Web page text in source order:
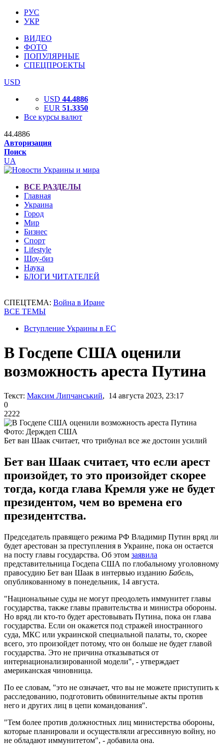
РУС
УКР
ВИДЕО
ФОТО
ПОПУЛЯРНЫЕ
СПЕЦПРОЕКТЫ
USD
USD 44.4886
EUR 51.3350
Все курсы валют
44.4886
Авторизация
Поиск
UA
ВСЕ РАЗДЕЛЫ
Главная
Украина
Город
Мир
Бизнес
Спорт
Lifestyle
Шоу-биз
Наука
БЛОГИ ЧИТАТЕЛЕЙ
СПЕЦТЕМА: Война в Иране
ВСЕ ТЕМЫ
Вступление Украины в ЕС
В Госдепе США оценили
возможность ареста Путина
Текст: Максим Липчанський, 14 августа 2023, 23:17
0
2222
Фото: Держдеп США
Бет ван Шаак считает, что трибунал все же достоин усилий
Бет ван Шаак считает, что если арест
произойдет, то это произойдет скорее
тогда, когда глава Кремля уже не будет
президентом, чем во времена его
президентства.
Председатель правящего режима РФ Владимир Путин вряд ли
будет арестован за преступления в Украине, пока он остается
на посту главы государства. Об этом заявила
представительница Госдепа США по глобальному уголовному
правосудию Бет ван Шаак в интервью изданию Бабель,
опубликованному в понедельник, 14 августа.
"Национальные суды не могут преодолеть иммунитет главы
государства, также главы правительства и министра обороны.
Но вряд ли кто-то будет арестовывать Путина, пока он глава
государства. Если он окажется под стражей иностранного
суда, МКС или украинской специальной палаты, то, скорее
всего, это произойдет потому, что он больше не будет главой
государства. Это не причина отказываться от
интернационализированной модели", - утверждает
американская чиновница.
По ее словам, "это не означает, что вы не можете приступить к
расследованию, подготовить обвинительные акты против
него и других лиц в цепи командования".
"Тем более против должностных лиц министерства обороны,
которые планировали и осуществляли агрессивную войну, но
не обладают иммунитетом", - добавила она.